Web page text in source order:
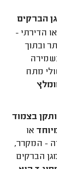
הברקים
הדירתי -
ובתוך
מתח
בצמוד
או
- המקרר,
הברקים